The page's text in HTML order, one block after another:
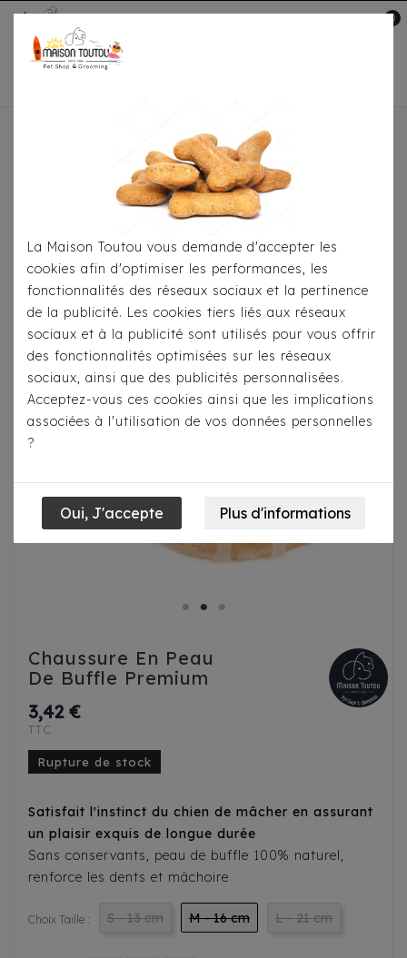
0
Os À Mâcher
Peau De Buffle Premium
Chaussure En Peau
De Buffle Premium
3,42 €
TTC
Rupture de stock
Satisfait l'instinct du chien de mâcher en assurant
un plaisir exquis de longue durée
Sans conservants, peau de buffle 100% naturel,
renforce les dents et mâchoire
Choix Taille : S - 13 cm M - 16 cm L - 21 cm
La Maison Toutou vous demande d'accepter les
cookies afin d'optimiser les performances, les
fonctionnalités des réseaux sociaux et la pertinence
de la publicité. Les cookies tiers liés aux réseaux
sociaux et à la publicité sont utilisés pour vous offrir
des fonctionnalités optimisées sur les réseaux
sociaux, ainsi que des publicités personnalisées.
Acceptez-vous ces cookies ainsi que les implications
associées à l'utilisation de vos données personnelles
?